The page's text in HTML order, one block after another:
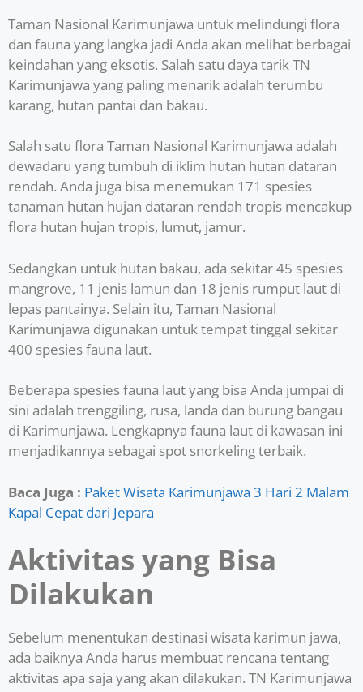
Taman Nasional Karimunjawa untuk melindungi flora
dan fauna yang langka jadi Anda akan melihat berbagai
keindahan yang eksotis. Salah satu daya tarik TN
Karimunjawa yang paling menarik adalah terumbu
karang, hutan pantai dan bakau.
Salah satu flora Taman Nasional Karimunjawa adalah
dewadaru yang tumbuh di iklim hutan hutan dataran
rendah. Anda juga bisa menemukan 171 spesies
tanaman hutan hujan dataran rendah tropis mencakup
flora hutan hujan tropis, lumut, jamur.
Sedangkan untuk hutan bakau, ada sekitar 45 spesies
mangrove, 11 jenis lamun dan 18 jenis rumput laut di
lepas pantainya. Selain itu, Taman Nasional
Karimunjawa digunakan untuk tempat tinggal sekitar
400 spesies fauna laut.
Beberapa spesies fauna laut yang bisa Anda jumpai di
sini adalah trenggiling, rusa, landa dan burung bangau
di Karimunjawa. Lengkapnya fauna laut di kawasan ini
menjadikannya sebagai spot snorkeling terbaik.
Baca Juga : Paket Wisata Karimunjawa 3 Hari 2 Malam
Kapal Cepat dari Jepara
Aktivitas yang Bisa
Dilakukan
Sebelum menentukan destinasi wisata karimun jawa,
ada baiknya Anda harus membuat rencana tentang
aktivitas apa saja yang akan dilakukan. TN Karimunjawa